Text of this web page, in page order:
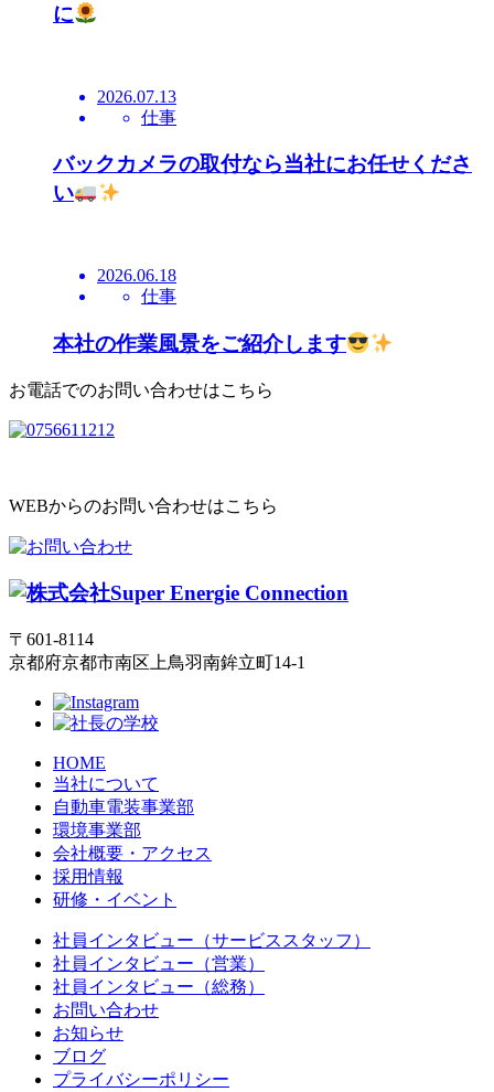
に
2026.07.13
仕事
バックカメラの取付なら当社にお任せくださ
い
2026.06.18
仕事
本社の作業風景をご紹介します
お電話でのお問い合わせはこちら
WEBからのお問い合わせはこちら
〒601-8114
京都府京都市南区上鳥羽南鉾立町14-1
HOME
当社について
自動車電装事業部
環境事業部
会社概要・アクセス
採用情報
研修・イベント
社員インタビュー（サービススタッフ）
社員インタビュー（営業）
社員インタビュー（総務）
お問い合わせ
お知らせ
ブログ
プライバシーポリシー